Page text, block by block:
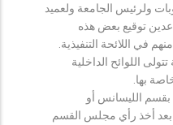
ولرئيس الجامعة ولعميد
توقيع بعض هذه
في اللائحة التنفيذية.
اللوائح الداخلية
بها.
بقسم الليسانس أو
بعد أخذ رأي مجلس القسم